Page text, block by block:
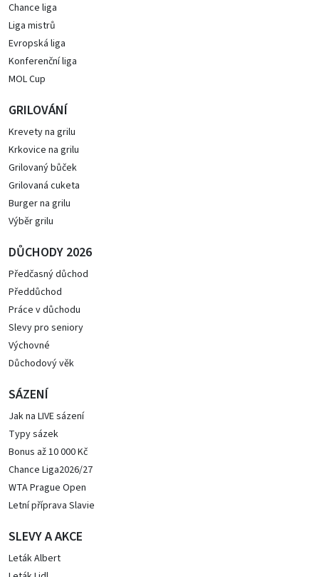
Chance liga
Liga mistrů
Evropská liga
Konferenční liga
MOL Cup
GRILOVÁNÍ
Krevety na grilu
Krkovice na grilu
Grilovaný bůček
Grilovaná cuketa
Burger na grilu
Výběr grilu
DŮCHODY 2026
Předčasný důchod
Předdůchod
Práce v důchodu
Slevy pro seniory
Výchovné
Důchodový věk
SÁZENÍ
Jak na LIVE sázení
Typy sázek
Bonus až 10 000 Kč
Chance Liga2026/27
WTA Prague Open
Letní příprava Slavie
SLEVY A AKCE
Leták Albert